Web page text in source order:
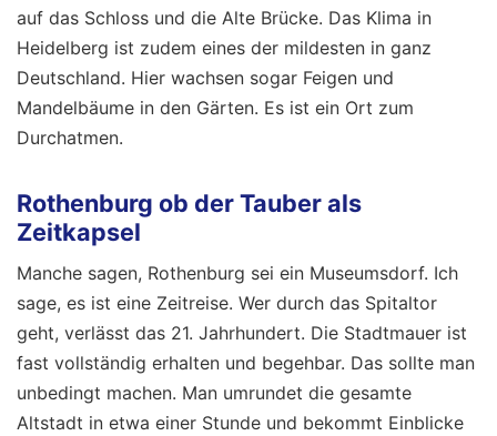
auf das Schloss und die Alte Brücke. Das Klima in
Heidelberg ist zudem eines der mildesten in ganz
Deutschland. Hier wachsen sogar Feigen und
Mandelbäume in den Gärten. Es ist ein Ort zum
Durchatmen.
Rothenburg ob der Tauber als
Zeitkapsel
Manche sagen, Rothenburg sei ein Museumsdorf. Ich
sage, es ist eine Zeitreise. Wer durch das Spitaltor
geht, verlässt das 21. Jahrhundert. Die Stadtmauer ist
fast vollständig erhalten und begehbar. Das sollte man
unbedingt machen. Man umrundet die gesamte
Altstadt in etwa einer Stunde und bekommt Einblicke